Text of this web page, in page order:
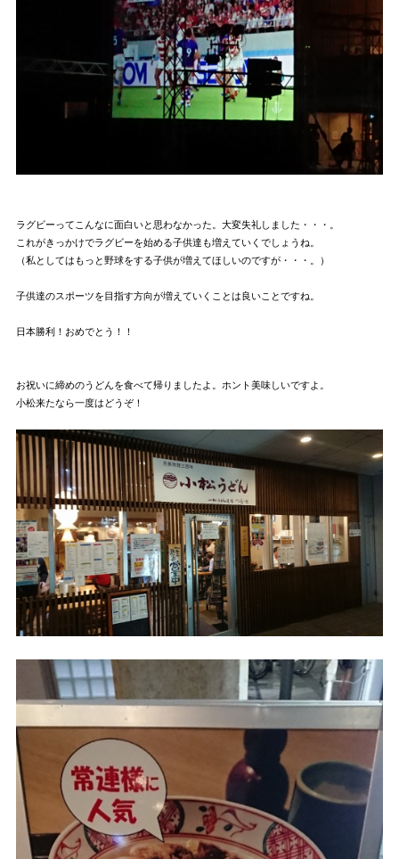
ラグビーってこんなに面白いと思わなかった。大変失礼しました・・・。
これがきっかけでラグビーを始める子供達も増えていくでしょうね。
（私としてはもっと野球をする子供が増えてほしいのですが・・・。）
子供達のスポーツを目指す方向が増えていくことは良いことですね。
日本勝利！おめでとう！！
お祝いに締めのうどんを食べて帰りましたよ。ホント美味しいですよ。
小松来たなら一度はどうぞ！